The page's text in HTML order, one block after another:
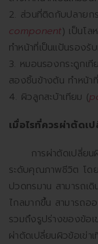
2. ส่วนที่ติดกับปลายก
component) เป็นโ
ทำหน้าที่เป็นแป้นรอง
3. หมอนรองกระดูกเที
สองชิ้นข้างต้น ทำหน้า
4. ผิวลูกสะบ้าเทียม (
เมื่อไรที่ควรผ่าตัดเ
การผ่าตัดเปลี่ยนผิ
ระดับคุณภาพชีวิต โดย
ปวดทรมาน สามารถเ
ไกลมากขึ้น สามารถอ
รวมถึงรูปร่างของข้อเ
ผ่าตัดเปลี่ยนผิวข้อเข่า